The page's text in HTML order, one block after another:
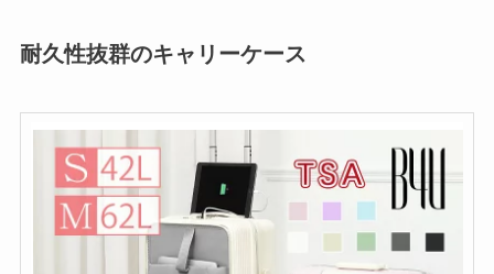
耐久性抜群のキャリーケース